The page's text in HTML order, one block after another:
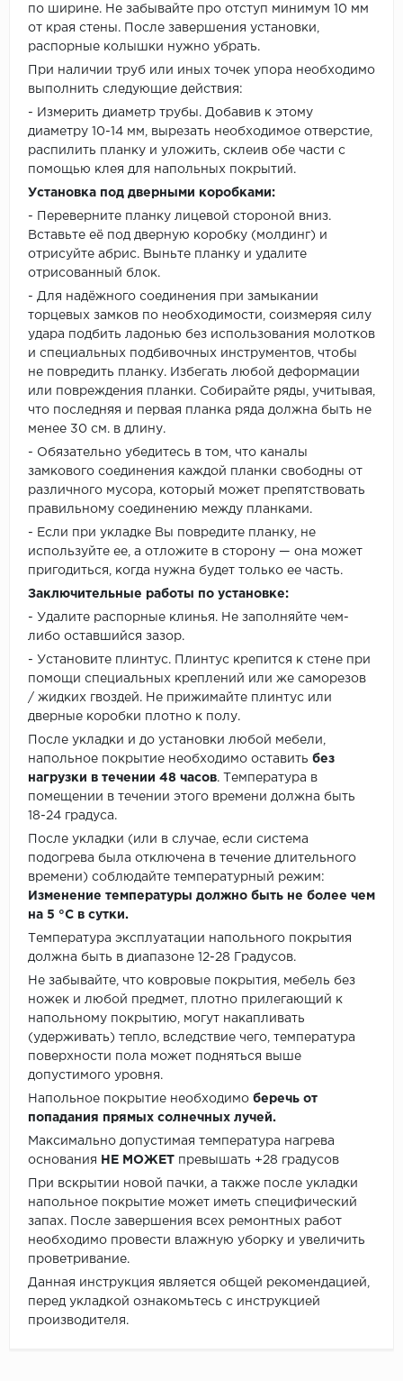
по ширине. Не забывайте про отступ минимум 10 мм
от края стены. После завершения установки,
распорные колышки нужно убрать.
При наличии труб или иных точек упора необходимо
выполнить следующие действия:
- Измерить диаметр трубы. Добавив к этому
диаметру 10-14 мм, вырезать необходимое отверстие,
распилить планку и уложить, склеив обе части с
помощью клея для напольных покрытий.
Установка под дверными коробками:
- Переверните планку лицевой стороной вниз.
Вставьте её под дверную коробку (молдинг) и
отрисуйте абрис. Выньте планку и удалите
отрисованный блок.
- Для надёжного соединения при замыкании
торцевых замков по необходимости, соизмеряя силу
удара подбить ладонью без использования молотков
и специальных подбивочных инструментов, чтобы
не повредить планку. Избегать любой деформации
или повреждения планки. Собирайте ряды, учитывая,
что последняя и первая планка ряда должна быть не
менее 30 см. в длину.
- Обязательно убедитесь в том, что каналы
замкового соединения каждой планки свободны от
различного мусора, который может препятствовать
правильному соединению между планками.
- Если при укладке Вы повредите планку, не
используйте ее, а отложите в сторону — она может
пригодиться, когда нужна будет только ее часть.
Заключительные работы по установке:
- Удалите распорные клинья. Не заполняйте чем-
либо оставшийся зазор.
- Установите плинтус. Плинтус крепится к стене при
помощи специальных креплений или же саморезов
/ жидких гвоздей. Не прижимайте плинтус или
дверные коробки плотно к полу.
После укладки и до установки любой мебели,
напольное покрытие необходимо оставить без
нагрузки в течении 48 часов. Температура в
помещении в течении этого времени должна быть
18-24 градуса.
После укладки (или в случае, если система
подогрева была отключена в течение длительного
времени) соблюдайте температурный режим:
Изменение температуры должно быть не более чем
на 5 °C в сутки.
Температура эксплуатации напольного покрытия
должна быть в диапазоне 12-28 Градусов.
Не забывайте, что ковровые покрытия, мебель без
ножек и любой предмет, плотно прилегающий к
напольному покрытию, могут накапливать
(удерживать) тепло, вследствие чего, температура
поверхности пола может подняться выше
допустимого уровня.
Напольное покрытие необходимо беречь от
попадания прямых солнечных лучей.
Максимально допустимая температура нагрева
основания
НЕ МОЖЕТ превышать +28 градусов
При вскрытии новой пачки, а также после укладки
напольное покрытие может иметь специфический
запах. После завершения всех ремонтных работ
необходимо провести влажную уборку и увеличить
проветривание.
Данная инструкция является общей рекомендацией,
перед укладкой ознакомьтесь с инструкцией
производителя.